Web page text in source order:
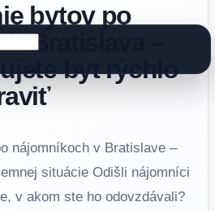
bytov po
Bratislava –
byt rýchlo
nájomníkoch v Bratislave –
situácie Odišli nájomníci
v akom ste ho odovzdávali?